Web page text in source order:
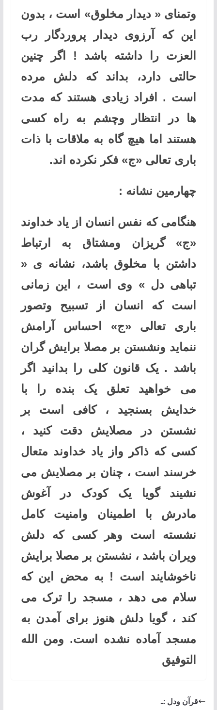
وتمنای « دیدار مخلوق» است ، بدون
این که آرزوی دیدار پروردگار رب
العزت را داشته باشد ! اگر چنین
حالتی دارد، بداند که دلش مرده
است . افراد زیادی هستند که مدت
ها در انتظار وچشم به راه کسی
هستند اما هیچ گاه به ملاقات با ذات
باری تعالی «ج» فکر نکرده اند.
چهارمین نشانه :
هنگامی که نفس انسان از یاد خداوند
«ج» گریزان ومشتاق به ارتباط
داشتن با مخلوق باشد، نشانه ی «
تباهی دل » وی است ، این زمانی
است که انسان از تسبیح وتصور
باری تعالی «ج» احساس آرامش
ننماید ونشستن بر مصلا برایش گران
باشد . یک قانون کلی را بدانید اگر
می خواهید تعلق یک بنده را با
خدایش بسنجید ، کافی است بر
نشستن در مصلایش دقت کنید ،
کسی که ذاکر واز یاد خداوند متعال
خرسند است ، چنان بر مصلایش می
نشیند گویا یک کودک در آغوش
مادرش با اطمینان وامنیت کامل
نشسته است وهر کسی که دلش
ویران باشد ، نشستن بر مصلا برایش
ناخوشایند است ! به محض این که
سلام می دهد ، مسجد را ترک می
کند ، گویا دلش هنوز برای آمدن به
مسجد آماده نشده است. ومن الله
التوفیق
قرآن ودل :ـ